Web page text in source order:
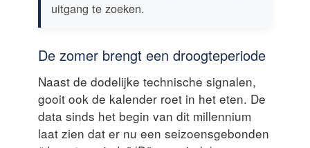
uitgang te zoeken.
De zomer brengt een droogteperiode
Naast de dodelijke technische signalen,
gooit ook de kalender roet in het eten. De
data sinds het begin van dit millennium
laat zien dat er nu een seizoensgebonden